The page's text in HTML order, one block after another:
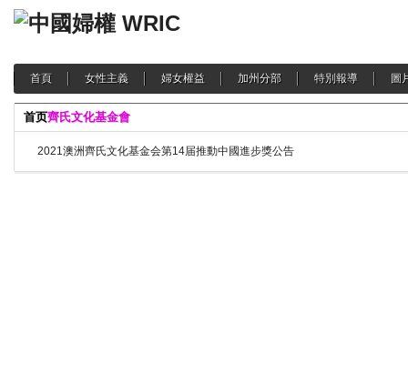
首頁 女性主義 婦女權益 加州分部 特別報導 圖
首页齊氏文化基金會
2021澳洲齊氏文化基金会第14届推動中國進步獎公告